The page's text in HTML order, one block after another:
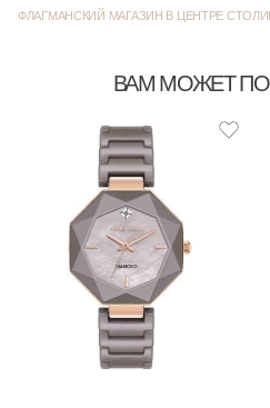
ФЛАГМАНСКИЙ МАГАЗИН В ЦЕНТРЕ
ВАМ МОЖЕТ